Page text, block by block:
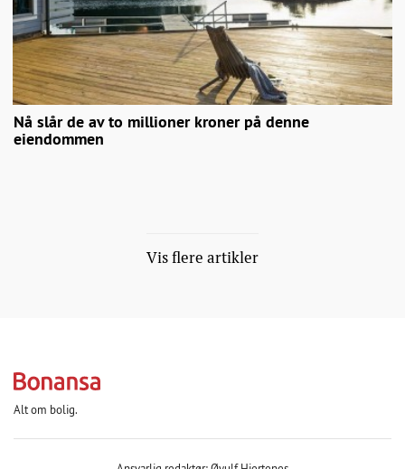
Nå slår de av to millioner kroner på denne
eiendommen
Vis flere artikler
Alt om bolig.